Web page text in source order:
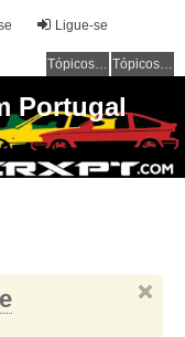
Ligue-se
Tópicos sem resposta Tópicos ativos
Portugal